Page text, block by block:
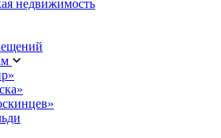
недвижимость